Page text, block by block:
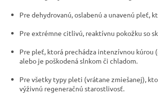
Pre dehydrovanú, oslabenú a unavenú pleť,
Pre extrémne citlivú, reaktívnu pokožku so
Pre pleť, ktorá prechádza intenzívnou kúrou
alebo je poškodená slnkom či chladom.
Pre všetky typy pleti (vrátane zmiešanej),
výživnú regeneračnú starostlivosť.